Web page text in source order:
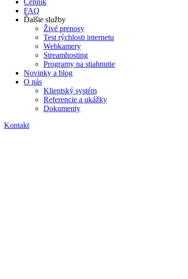
Cenník
FAQ
Ďalšie služby
Živé prenosy
Test rýchlosti internetu
Webkamery
Streamhosting
Programy na stiahnutie
Novinky a blog
O nás
Klientský systém
Referencie a ukážky
Dokumenty
Kontakt